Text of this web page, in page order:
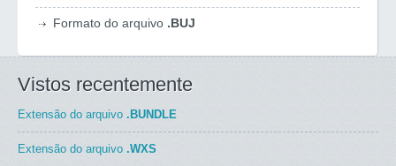
Formato do arquivo .BUJ
Vistos recentemente
Extensão do arquivo .BUNDLE
Extensão do arquivo .WXS